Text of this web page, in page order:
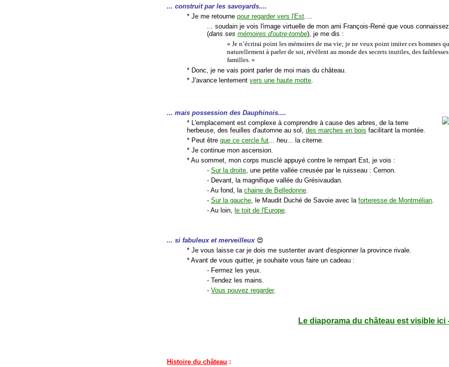
... construit par les savoyards....
* Je me retournepour regarder vers l'Est
... soudain je vois l'image virtuelle de mon ami François-René que vous
(dans sesmémoires d'outre-tombe), je me dis :
« Je n’écrirai point les mémoires de ma vie; je ne veux point imiter ces hommes
naturellement à parler de soi, révèlent au monde des secrets inutiles, des
familles. »
* Donc, je ne vais point parler de moi mais du château.
* J'avance lentementvers une haute motte
... mais possession des Dauphinois....
* L'emplacement est complexe à comprendre à cause des arbres, de la terre
herbeuse, des feuilles d'automne au sol,des marches en bois facilitant la montée.
* Peut êtreque ce cercle fut ...heu ... la citerne.
* Je continue mon ascension.
* Au sommet, mon corps musclé appuyé contre le rempart Est, je vois :
-Sur la droite , une petite vallée creusée par le ruisseau : Cernon.
- Devant, la magnifique vallée du Grésivaudan.
- Au fond, lachaine de Belledonne
-Sur la gauche , le Maudit Duché de Savoie avec laforteresse de Montmélian
- Au loin,
le toit de l'Europe
... si fabuleux et merveilleux 😍
* Je vous laisse car je dois me sustenter avant d'espionner la province rivale.
* Avant de vous quitter, je souhaite vous faire un cadeau :
- Fermez les yeux.
- Tendez les mains.
-Vous pouvez regarder.
Le diaporama du château est visible ici
Histoire du château :